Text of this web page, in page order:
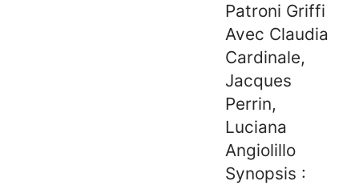
Patroni Griffi
Avec Claudia
Cardinale,
Jacques
Perrin,
Luciana
Angiolillo
Synopsis :